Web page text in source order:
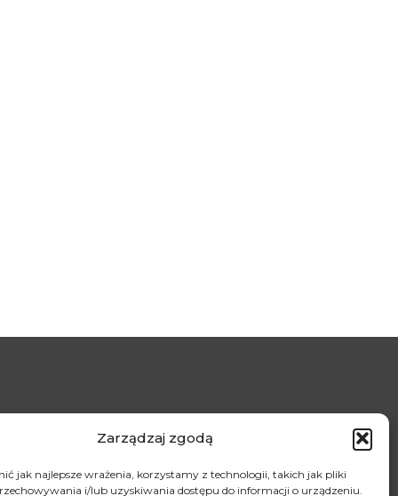
Zarządzaj zgodą
jak najlepsze wrażenia, korzystamy z technologii, takich jak pliki
i/lub uzyskiwania dostępu do informacji o urządzeniu.